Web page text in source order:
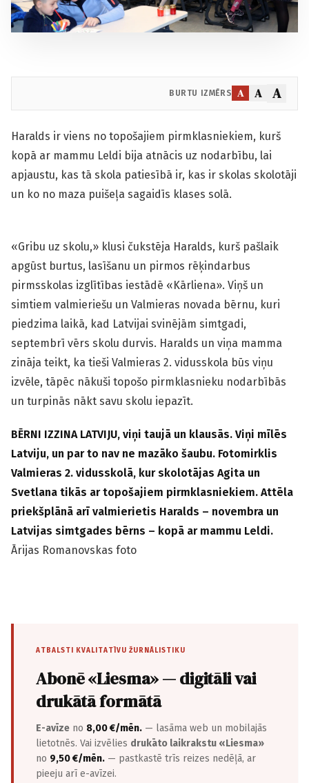
BURTU IZMĒRS A A A
Haralds ir viens no topošajiem pirmklasniekiem, kurš
kopā ar mammu Leldi bija atnācis uz nodarbību, lai
apjaustu, kas tā skola patiesībā ir, kas ir skolas skolotāji
un ko no maza puišeļa sagaidīs klases solā.
«Gribu uz skolu,» klusi čukstēja Haralds, kurš pašlaik
apgūst burtus, lasīšanu un pirmos rēķindarbus
pirmsskolas izglītības iestādē «Kārliena». Viņš un
simtiem valmieriešu un Valmieras novada bērnu, kuri
piedzima laikā, kad Latvijai svinējām simtgadi,
septembrī vērs skolu durvis. Haralds un viņa mamma
zināja teikt, ka tieši Valmieras 2. vidusskola būs viņu
izvēle, tāpēc nākuši topošo pirmklasnieku nodarbībās
un turpinās nākt savu skolu iepazīt.
BĒRNI IZZINA LATVIJU, viņi taujā un klausās. Viņi mīlēs
Latviju, un par to nav ne mazāko šaubu. Fotomirklis
Valmieras 2. vidusskolā, kur skolotājas Agita un
Svetlana tikās ar topošajiem pirmklasniekiem. Attēla
priekšplānā arī valmierietis Haralds – novembra un
Latvijas simtgades bērns – kopā ar mammu Leldi.
Ārijas Romanovskas foto
ATBALSTI KVALITATĪVU ŽURNĀLISTIKU
Abonē «Liesma» — digitāli vai
drukātā formātā
E-avīze no 8,00 €/mēn. — lasāma web un mobilajās
lietotnēs. Vai izvēlies drukāto laikrakstu «Liesma»
no 9,50 €/mēn. — pastkastē trīs reizes nedēļā, ar
pieeju arī e-avīzei.